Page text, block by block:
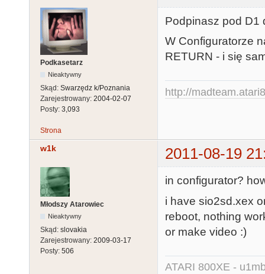
Podkasetarz
Nieaktywny
Skąd: Swarzędz k/Poznania
Zarejestrowany: 2004-02-07
Posty: 3,093
Podpinasz pod D1
W Configuratorze
RETURN - i się
http://
Strona
w1k 2011-08-19
Młodszy Atarowiec
Nieaktywny
Skąd: slovakia
Zarejestrowany: 2009-03-17
Posty: 506
in configurator?
i have sio2sd.xex
reboot, nothing
or make video :)
ATARI 800XE -